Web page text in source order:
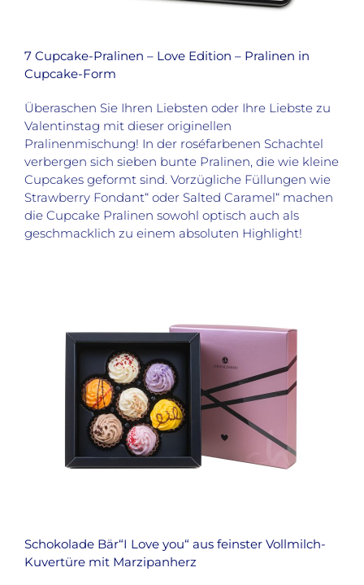
7 Cupcake-Pralinen – Love Edition – Pralinen in
Cupcake-Form
Überaschen Sie Ihren Liebsten oder Ihre Liebste zu
Valentinstag mit dieser originellen
Pralinenmischung! In der roséfarbenen Schachtel
verbergen sich sieben bunte Pralinen, die wie kleine
Cupcakes geformt sind. Vorzügliche Füllungen wie
Strawberry Fondant“ oder Salted Caramel“ machen
die Cupcake Pralinen sowohl optisch auch als
geschmacklich zu einem absoluten Highlight!
Schokolade Bär“I Love you“ aus feinster Vollmilch-
Kuvertüre mit Marzipanherz